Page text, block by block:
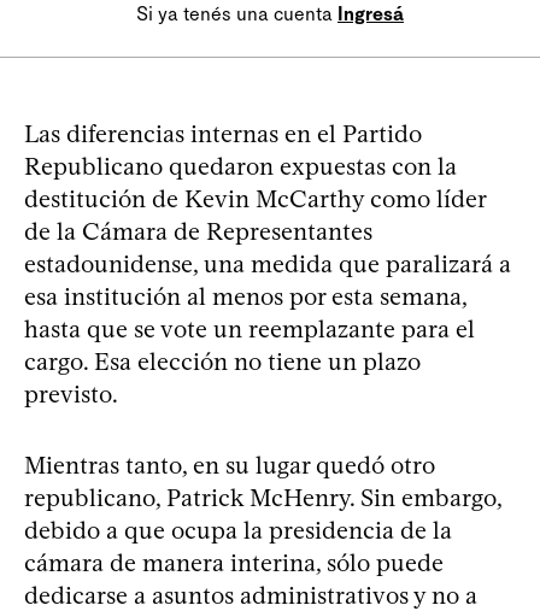
Si ya tenés una cuenta Ingresá
Las diferencias internas en el Partido
Republicano quedaron expuestas con la
destitución de Kevin McCarthy como líder
de la Cámara de Representantes
estadounidense, una medida que paralizará a
esa institución al menos por esta semana,
hasta que se vote un reemplazante para el
cargo. Esa elección no tiene un plazo
previsto.
Mientras tanto, en su lugar quedó otro
republicano, Patrick McHenry. Sin embargo,
debido a que ocupa la presidencia de la
cámara de manera interina, sólo puede
dedicarse a asuntos administrativos y no a